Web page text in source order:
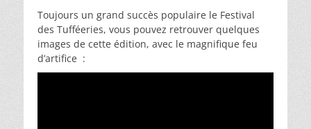
Toujours un grand succès populaire le Festival
des Tufféeries, vous pouvez retrouver quelques
images de cette édition, avec le magnifique feu
d’artifice :